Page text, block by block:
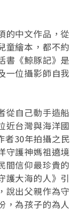
的中文作品，從
童繪本，都不約
書《鯨豚記》是
一位攝影師自我
從自己動手造船
近台灣與海洋國
者30年拍攝之民
守護神媽祖遶境
間信仰最珍貴的
護大海的人》引
說出父親作為守
，為孩子的為人